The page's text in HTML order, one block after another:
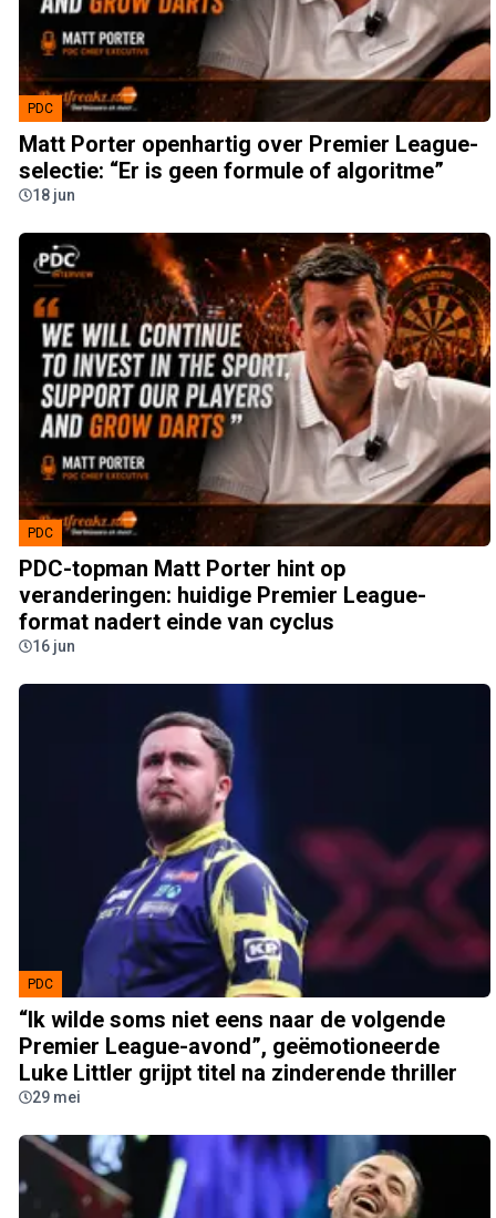
PDC
Matt Porter openhartig over Premier League-
selectie: “Er is geen formule of algoritme”
18 jun
PDC
PDC-topman Matt Porter hint op
veranderingen: huidige Premier League-
format nadert einde van cyclus
16 jun
PDC
“Ik wilde soms niet eens naar de volgende
Premier League-avond”, geëmotioneerde
Luke Littler grijpt titel na zinderende thriller
29 mei